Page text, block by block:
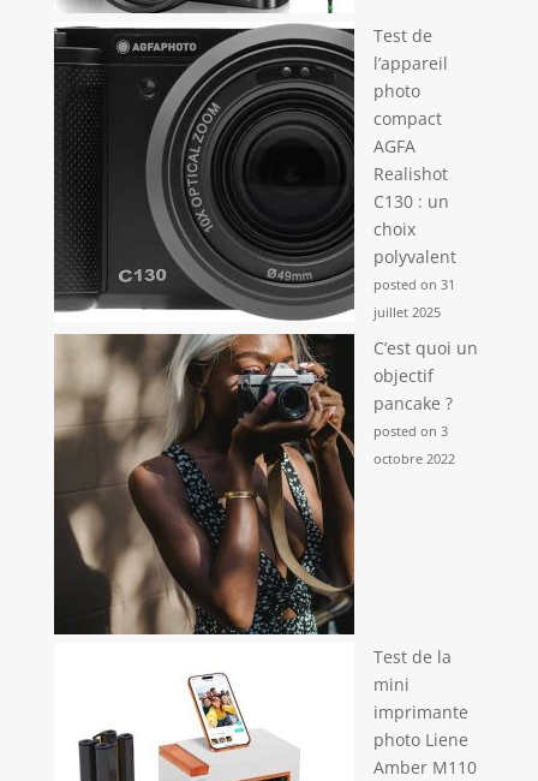
Test de
l’appareil
photo
compact
AGFA
Realishot
C130 : un
choix
polyvalent
posted on 31
juillet 2025
C’est quoi un
objectif
pancake ?
posted on 3
octobre 2022
Test de la
mini
imprimante
photo Liene
Amber M110